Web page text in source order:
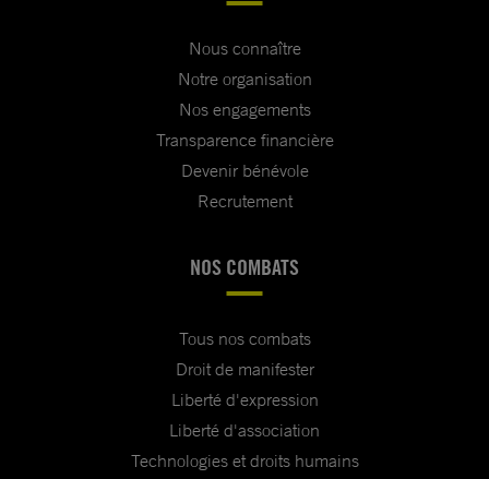
Nous connaître
Notre organisation
Nos engagements
Transparence financière
Devenir bénévole
Recrutement
NOS COMBATS
Tous nos combats
Droit de manifester
Liberté d'expression
Liberté d'association
Technologies et droits humains